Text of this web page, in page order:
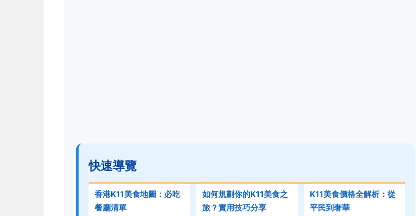
快速導覽
香港K11美食地圖：必吃
餐廳清單
如何規劃你的K11美食之
旅？實用技巧分享
K11美食價格全解析：從
平民到奢華